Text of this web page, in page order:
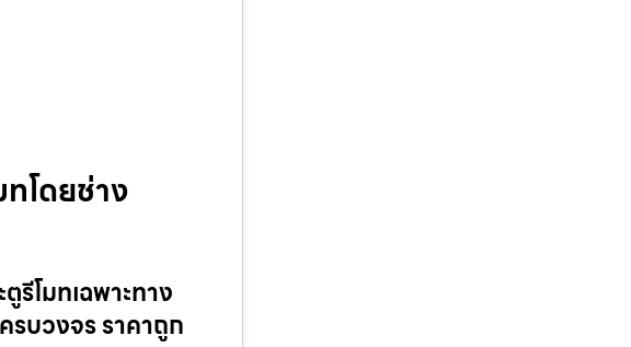
โดยช่าง
รีโมทเฉพาะทาง
รบวงจร ราคาถูก